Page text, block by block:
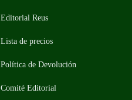
Editorial Reus
Lista de precios
Política de Devolución
Comité Editorial